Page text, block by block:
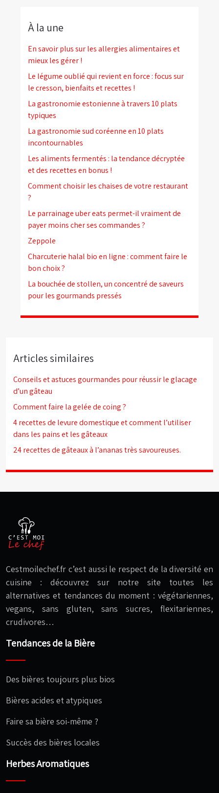
À la une
En savoir plus sur les allergies alimentaires et
mieux les gérer !
Le légume oublié qui revient en force : focus sur
le cresson, bienfaits et recettes !
La gastronomie estonienne à travers 10 plats
typiques
La gastronomie sud coréenne en 10 plats
incontournables
Les aliments fermentés : la tendance décryptée
et des recettes en bonus !
Comment choisir les chaises de votre restaurant
?
Le parrainage uber eats permet-il vraiment de
payer moins cher ses commandes ?
Zeppole
Charcuterie halal bio en ligne : comment faire le
bon choix ?
La bouchée de stollen, un concentré de saveurs
pour les gourmands pressés
Articles similaires
Conseils et astuces gourmandes pour réussir le glacage
d’un gâteau
Comment faire la gelée de coing ?
4 recettes de levure domestique et comment l’utiliser
dans les pains et les gâteaux
24 recettes de gâteaux à l’ananas très savoureuses.
Cestmoilechef.fr c’est aussi le respect de la diversité en
cuisine : découvrez sur notre site toutes les
alternatives et tendances du moment : végétariennes,
vegans, sans gluten, sans sucres, flexitariennes,
crudivores…
Tendances de la Bière
Des bières toujours plus bios
Bières acides et atypiques
Faire sa bière soi-même ?
Succès des bières locales
Herbes Aromatiques